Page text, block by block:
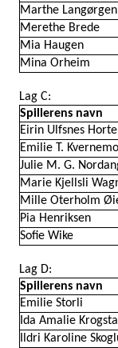
Marthe
Merethe Brede
Mia Haugen
Mina Orheim
Lag C:
Spillerens navn
Eirin Ulfsnes
Emilie T. Kvernemo
Julie M. G.
Marie Kjellsli
Mille Oterholm
Pia Henriksen
Sofie Wike
Lag D:
Spillerens navn
Emilie Storli
Ida Amalie
Ildri Karoline